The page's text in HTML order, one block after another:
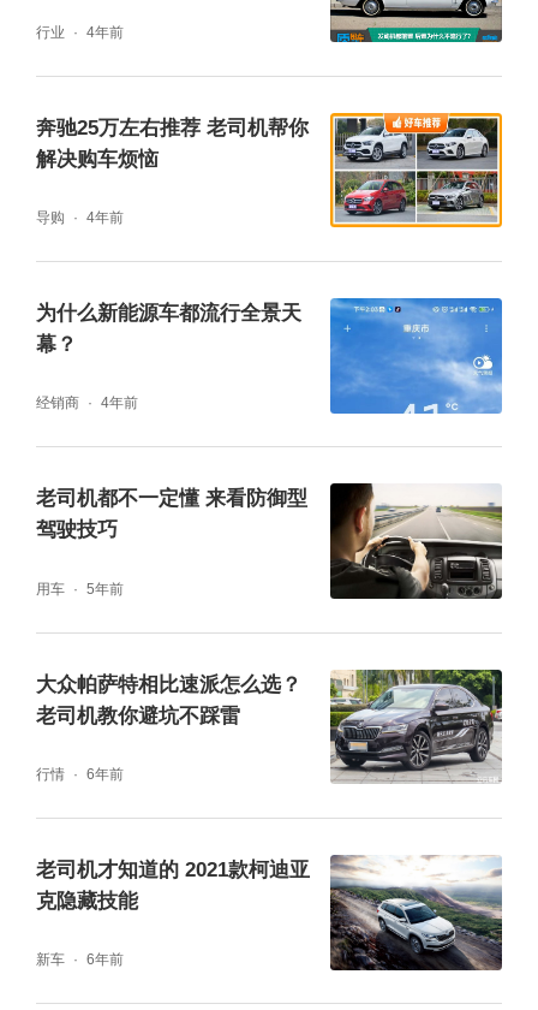
这还不算完，可选装的声浪套件，能给每位驾
驶者带来和跑车同样感受的排气效果。它通过
同时还能在“轻撩”、“澎湃”、“炸街”之间任意选
择，更进一步满足了感官体验。
优秀的操控表现，实际给人的感受“非常直
接”。精准的转向，带来指哪儿打哪儿的乐趣，
扎实的底盘与悬挂调教，兼顾舒适和运动型，
这样一台10万级的小型SUV，能给你带来心潮
澎湃驾控感受，拥有“中国钢炮”这样的标签，
缤越名副其实。
行业 4年前
奔驰25万左右推荐 老司机帮你
解决购车烦恼
导购 4年前
为什么新能源车都流行全景天
幕？
经销商 4年前
老司机都不一定懂 来看防御型
驾驶技巧
用车 5年前
大众帕萨特相比速派怎么选？
老司机教你避坑不踩雷
行情 6年前
老司机才知道的 2021款柯迪亚
克隐藏技能
新车 6年前